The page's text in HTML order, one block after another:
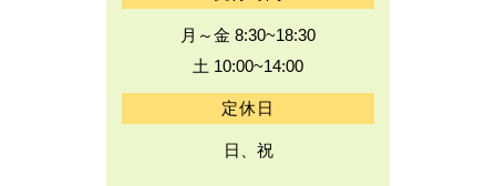
月～金 8:30~18:30
土 10:00~14:00
定休日
日、祝